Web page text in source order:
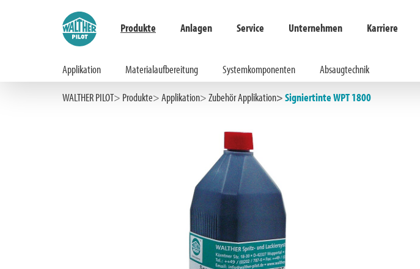
Hauptinhalt springen
Zur Suche springen
Zur Hauptnavigation springen
Produkte Anlagen Service Unternehmen Karriere
Applikation Materialaufbereitung Systemkomponenten
Absaugtechnik
WALTHER PILOT
Produkte Applikation Zubehör Applikation Signiertinte WPT 1800